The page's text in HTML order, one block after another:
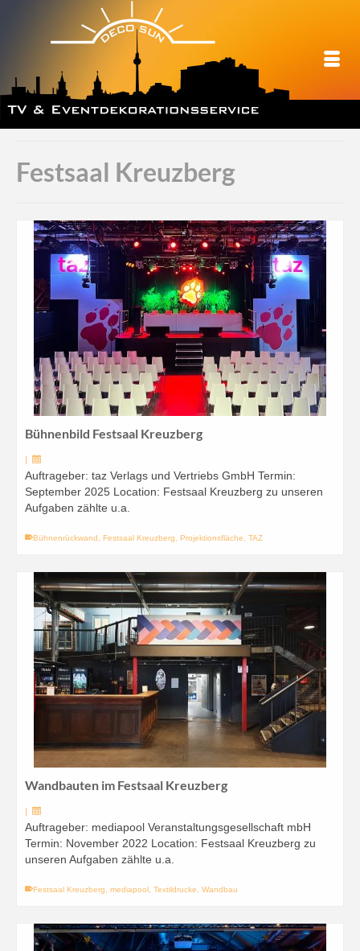
Festsaal Kreuzberg
Bühnenbild Festsaal Kreuzberg
|
Auftrageber: taz Verlags und Vertriebs GmbH Termin:
September 2025 Location: Festsaal Kreuzberg zu unseren
Aufgaben zählte u.a.
Bühnenrückwand Festsaal Kreuzberg Projektionsfläche TAZ
Wandbauten im Festsaal Kreuzberg
|
Auftrageber: mediapool Veranstaltungsgesellschaft mbH
Termin: November 2022 Location: Festsaal Kreuzberg zu
unseren Aufgaben zählte u.a.
Festsaal Kreuzberg mediapool Textildrucke Wandbau